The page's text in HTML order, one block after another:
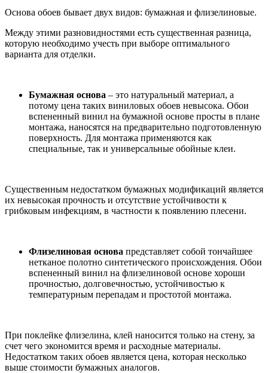
Основа обоев бывает двух видов: бумажная и флизелиновые.
Между этими разновидностями есть существенная разница,
которую необходимо учесть при выборе оптимального
варианта для отделки.
Бумажная основа – это натуральный материал, а
потому цена таких виниловых обоев невысока. Обои
вспененный винил на бумажной основе просты в плане
монтажа, наносятся на предварительно подготовленную
поверхность. Для монтажа применяются как
специальные, так и универсальные обойные клеи.
Существенным недостатком бумажных модификаций является
их невысокая прочность и отсутствие устойчивости к
грибковым инфекциям, в частности к появлению плесени.
Флизелиновая основа представляет собой тончайшее
нетканое полотно синтетического происхождения. Обои
вспененный винил на флизелиновой основе хороши
прочностью, долговечностью, устойчивостью к
температурным перепадам и простотой монтажа.
При поклейке флизелина, клей наносится только на стену, за
счет чего экономится время и расходные материалы.
Недостатком таких обоев является цена, которая несколько
выше стоимости бумажных аналогов.